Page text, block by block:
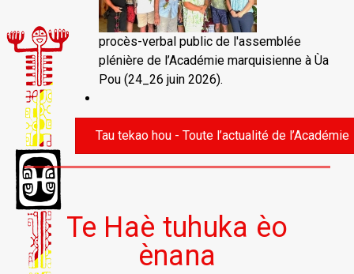
procès-verbal public de l'assemblée
plénière de l’Académie marquisienne à Ùa
Pou (24_26 juin 2026).
Tau tekao hou - Toute l’actualité de l’Académie
Te Haè tuhuka èo
ènana